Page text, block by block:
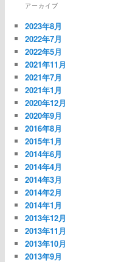
ビ
ゲ
ー
シ
ョ
ン
アーカイブ
2023年8月
2022年7月
2022年5月
2021年11月
2021年7月
2021年1月
2020年12月
2020年9月
2016年8月
2015年1月
2014年6月
2014年4月
2014年3月
2014年2月
2014年1月
2013年12月
2013年11月
2013年10月
2013年9月